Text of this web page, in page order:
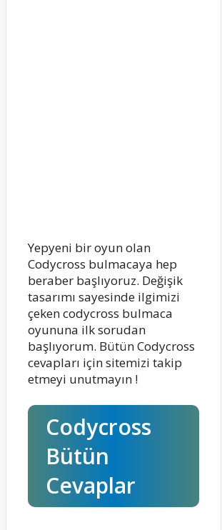
Yepyeni bir oyun olan
Codycross bulmacaya hep
beraber başlıyoruz. Değişik
tasarımı sayesinde ilgimizi
çeken codycross bulmaca
oyununa ilk sorudan
başlıyorum. Bütün Codycross
cevapları için sitemizi takip
etmeyi unutmayın !
Codycross
Bütün
Cevaplar